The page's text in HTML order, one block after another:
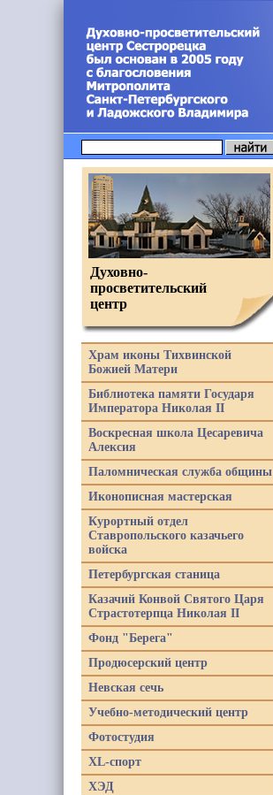
Духовно-
просветительский
центр
Храм иконы Тихвинской
Божией Матери
Библиотека памяти Государя
Императора Николая II
Воскресная школа Цесаревича
Алексия
Паломническая служба общины
Иконописная мастерская
Курортный отдел
Ставропольского казачьего
войска
Петербургская станица
Казачий Конвой Святого Царя
Страстотерпца Николая II
Фонд "Берега"
Продюсерский центр
Невская сечь
Учебно-методический центр
Фотостудия
XL-спорт
ХЭД